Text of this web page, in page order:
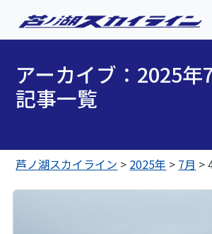
アーカイブ：2025年
記事一覧
芦ノ湖スカイライン > 2025年 > 7月 >